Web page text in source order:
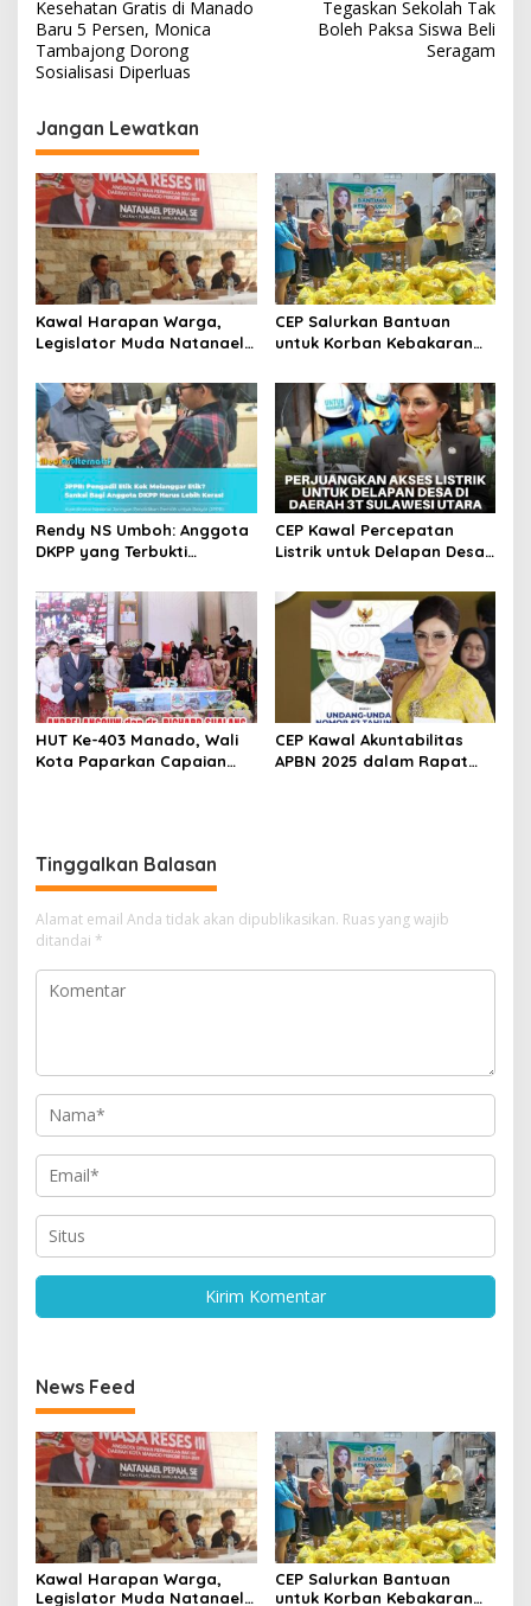
v
i
a
s
i
p
o
s
Kesehatan Gratis di Manado
Baru 5 Persen, Monica
Tambajong Dorong
Sosialisasi Diperluas
Tegaskan Sekolah Tak
Boleh Paksa Siswa Beli
Seragam
Jangan Lewatkan
Kawal Harapan Warga,
Legislator Muda Natanael
Bersih Segera
Ditindaklanjuti
CEP Salurkan Bantuan
untuk Korban Kebakaran
bagi Warga Terdampak
Rendy NS Umboh: Anggota
DKPP yang Terbukti
JPPR Desak Sanksi Lebih
Berat
CEP Kawal Percepatan
Listrik untuk Delapan Desa
Rasio Elektrifikasi 100
Persen
HUT Ke-403 Manado, Wali
Kota Paparkan Capaian
CEP Kawal Akuntabilitas
APBN 2025 dalam Rapat
Tinggalkan Balasan
Alamat email Anda tidak akan dipublikasikan. Ruas yang wajib
ditandai *
News Feed
Kawal Harapan Warga,
Legislator Muda Natanael
CEP Salurkan Bantuan
untuk Korban Kebakaran